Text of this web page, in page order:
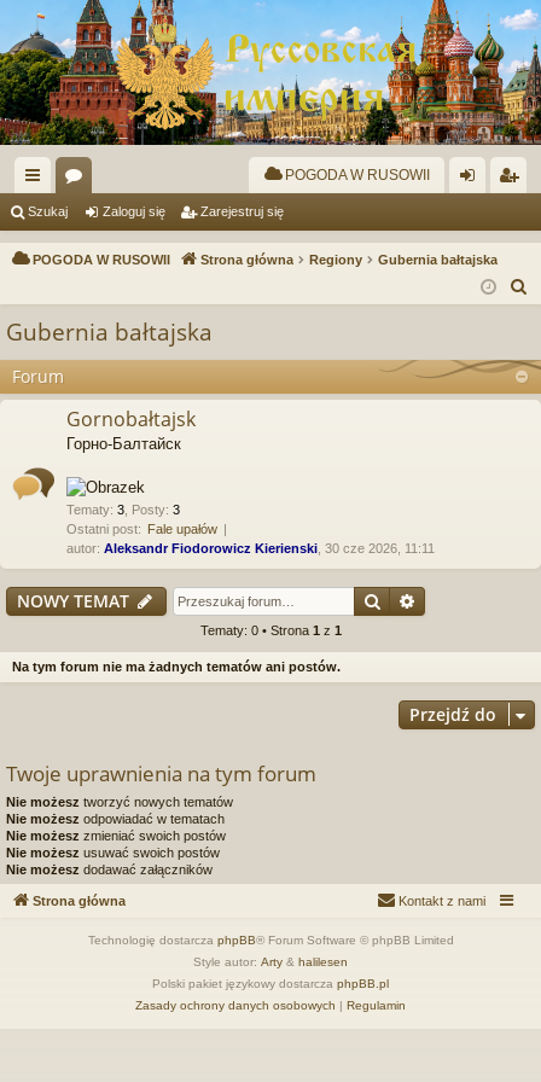
ię
ce
or
a
POGODA W RUSOWII
og
ę
ej
es
j
si
Szukaj Zaloguj się Zarejestruj się
POGODA W RUSOWII Strona główna Regiony
Gubernia bałtajska
k
a
Gubernia bałtajska
Forum
Gornobałtajsk
Горно-Балтайск
Tematy: 3 Posty: 3
Ostatni post: Fale upałów
autor: Aleksandr Fiodorowicz Kierienski , 30 cze 2026, 11:11
NOWY TEMAT Szukaj
Tematy: 0 • Strona 1 z 1
Na tym forum nie ma żadnych tematów ani postów.
Przejdź do
Twoje uprawnienia na tym forum
Nie możesz tworzyć nowych tematów
Nie możesz odpowiadać w tematach
Nie możesz zmieniać swoich postów
Nie możesz usuwać swoich postów
Nie możesz dodawać załączników
Strona główna Kontakt z nami
Technologię dostarcza phpBB® Forum Software © phpBB Limited
Style autor: Arty & halilesen
Polski pakiet językowy dostarcza phpBB.pl
Zasady ochrony danych osobowych | Regulamin